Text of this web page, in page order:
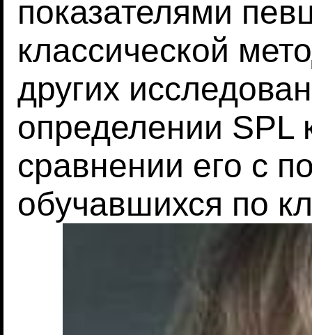
показателями
классической
других
определении SPL
сравнении его с
обучавшихся по